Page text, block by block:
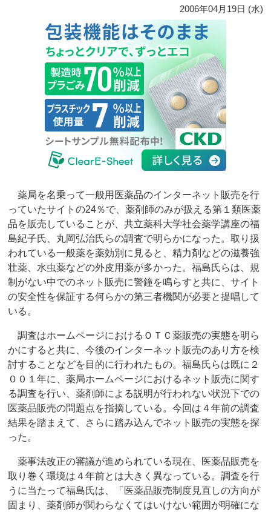
2006年04月19日 (水)
薬局を名乗って一般用医薬品のインターネット販売を行
っていたサイトの24％で、薬剤師のみが扱える第１類医薬
品を販売していることが、共立薬科大学社会薬学講座の福
島紀子氏、丸岡弘治氏らの調査で明らかになった。取り扱
われている一般薬を薬効別に見ると、精力剤などの滋養強
壮薬、水虫薬などの外皮用薬が多かった。福島氏らは、規
制がない中でのネット販売に警鐘を鳴らすと共に、サイト
の安全性を保証する何らかの第三者機関が必要と提唱して
いる。
調査はホームページにおけるＯＴＣ薬販売の実態を明ら
かにすると共に、今後のインターネット販売のあり方を検
討することなどを目的に行われたもの。福島氏らは既に２
００１年に、薬局ホームページにおけるネット販売に関す
る調査を行い、薬剤師による説明が行われない状況下での
医薬品販売の問題点を指摘している。今回は４年前の調査
結果を踏まえて、さらに踏み込んでネット販売の実態を探
った。
薬事法改正の審議が進められている現在、医薬品販売を
取り巻く環境は４年前とは大きく異なっている。調査を行
うに当たって福島氏は、「医薬品販売制度見直しの方向が
固まり、薬剤師が関わらなくてはいけない範囲が明確にな